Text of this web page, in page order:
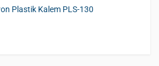
Plastik Kalem PLS-130